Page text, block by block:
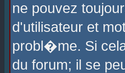
ne pouvez
d'utilisateur et
probl�me. Si
du forum; il se